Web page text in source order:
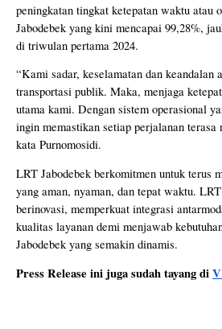
peningkatan tingkat ketepatan waktu atau
Jabodebek yang kini mencapai 99,28%,
di triwulan pertama 2024.
“Kami sadar, keselamatan dan keandalan
transportasi publik. Maka, menjaga
utama kami. Dengan sistem operasional
ingin memastikan setiap perjalanan terasa
kata Purnomosidi.
LRT Jabodebek berkomitmen untuk terus
yang aman, nyaman, dan tepat waktu.
berinovasi, memperkuat integrasi
kualitas layanan demi menjawab
Jabodebek yang semakin dinamis.
Press Release ini juga sudah tayang di